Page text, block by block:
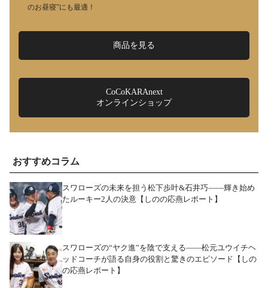
のお昼寝”にも最適！
商品を見る
CoCoKARAnext
オンラインショップ
おすすめコラム
スワローズの未来を担う松下歩叶&石井巧――輝き始め
たルーキー2人の決意【しのの応燕レポート】
スワローズの“ヤク進”を陰で支える――松元ユウイチヘ
ッドコーチが語る自身の役割と驚きのエピソード【しの
の応燕レポート】